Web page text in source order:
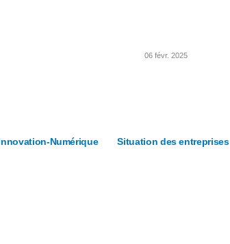
06 févr. 2025
Numérique Situation des entreprises